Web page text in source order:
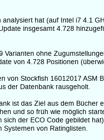
hat (auf Intel i7 4.1
insgesamt 4.728
Varianten ohne
von 4.728 Positionen
von Stockfish 16012017 ASM
der Datenbank rausgeholt.
ist das Ziel aus dem Bücher
und so früh wie möglich
der ECO Code gebildet
Systemen von Ratinglisten.